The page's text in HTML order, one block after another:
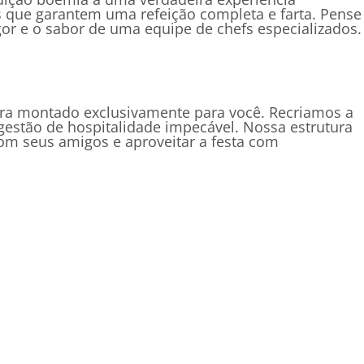
garantem uma refeição completa e farta. Pense
e o sabor de uma equipe de chefs especializados.
montado exclusivamente para você. Recriamos a
de hospitalidade impecável. Nossa estrutura
seus amigos e aproveitar a festa com